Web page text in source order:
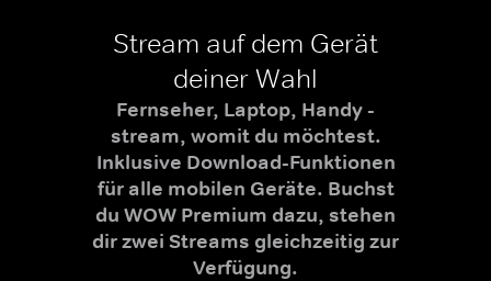
Stream auf dem Gerät
deiner Wahl
Fernseher, Laptop, Handy -
stream, womit du möchtest.
Inklusive Download-Funktionen
für alle mobilen Geräte. Buchst
du WOW Premium dazu, stehen
dir zwei Streams gleichzeitig zur
Verfügung.